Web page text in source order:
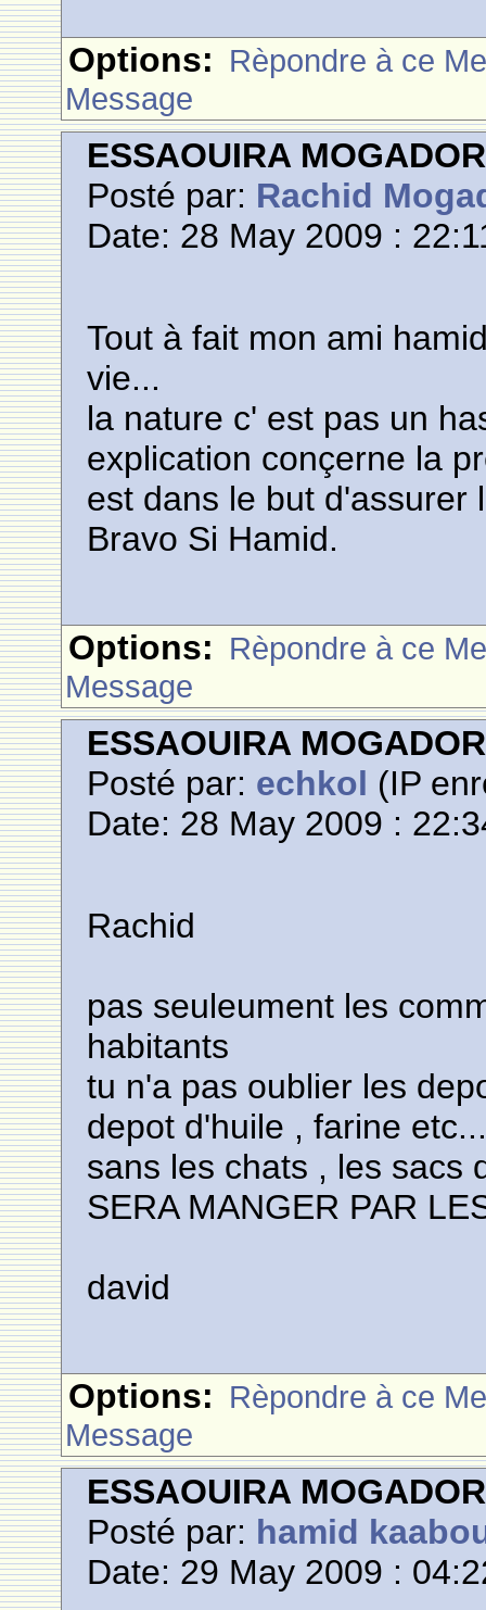
Options: Rèpondre à ce
Message
ESSAOUIRA MOGADOR
Posté par: Rachid
Date: 28 May 2009 :
Tout à fait mon ami
vie...
la nature c' est pas un
explication conçerne la
est dans le but d'assurer
Bravo Si Hamid.
Options: Rèpondre à ce
Message
ESSAOUIRA MOGADOR
Posté par: echkol (IP
Date: 28 May 2009 :
Rachid
pas seuleument les
habitants
tu n'a pas oublier les
depot d'huile , farine
sans les chats , les sacs
SERA MANGER PAR
david
Options: Rèpondre à ce
Message
ESSAOUIRA MOGADOR
Posté par: hamid
Date: 29 May 2009 :